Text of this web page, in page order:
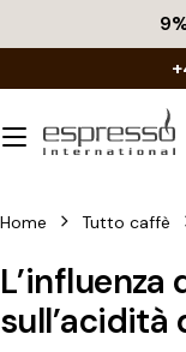
al
Home Tutto caffè
sull’acidità